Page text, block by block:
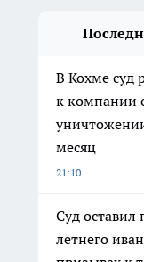
В Кохме суд
к компании
месяц
21:10
Суд оставил
летнего